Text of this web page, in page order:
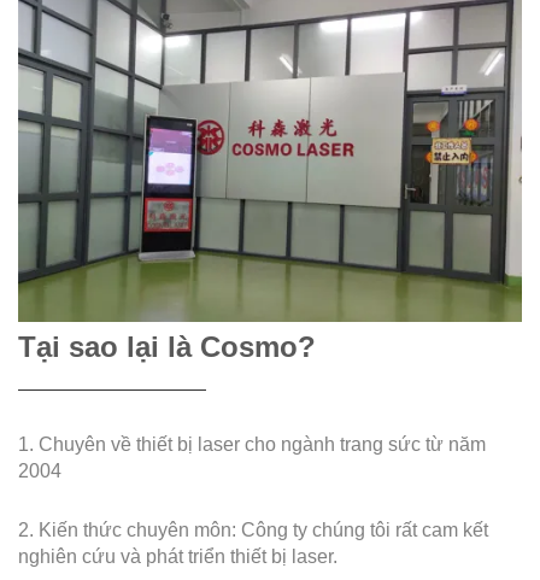
Tại sao lại là Cosmo?
1. Chuyên về thiết bị laser cho ngành trang sức từ năm
2004
2. Kiến thức chuyên môn: Công ty chúng tôi rất cam kết
nghiên cứu và phát triển thiết bị laser.